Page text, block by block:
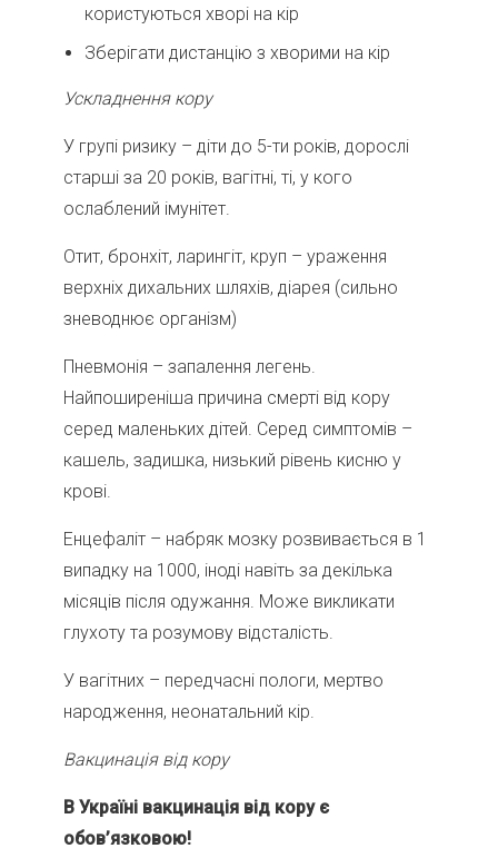
користуються хворі на кір
Зберігати дистанцію з хворими на кір
Ускладнення кору
У групі ризику – діти до 5-ти років, дорослі
старші за 20 років, вагітні, ті, у кого
ослаблений імунітет.
Отит, бронхіт, ларингіт, круп – ураження
верхніх дихальних шляхів, діарея (сильно
зневоднює організм)
Пневмонія – запалення легень.
Найпоширеніша причина смерті від кору
серед маленьких дітей. Серед симптомів –
кашель, задишка, низький рівень кисню у
крові.
Енцефаліт – набряк мозку розвивається в 1
випадку на 1000, іноді навіть за декілька
місяців після одужання. Може викликати
глухоту та розумову відсталість.
У вагітних – передчасні пологи, мертво
народження, неонатальний кір.
Вакцинація від кору
В Україні вакцинація від кору є
обов’язковою!